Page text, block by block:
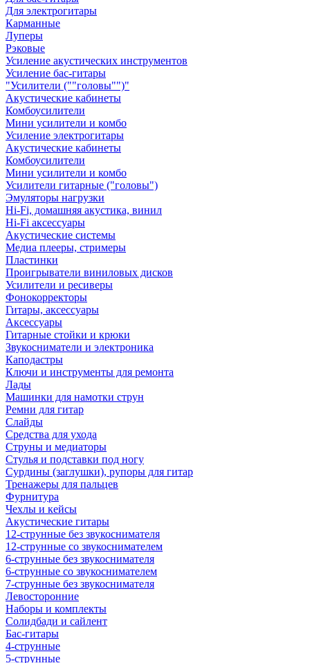
Для электрогитары
Карманные
Луперы
Рэковые
Усиление акустических инструментов
Усиление бас-гитары
"Усилители (""головы"")"
Акустические кабинеты
Комбоусилители
Мини усилители и комбо
Усиление электрогитары
Акустические кабинеты
Комбоусилители
Мини усилители и комбо
Усилители гитарные ("головы")
Эмуляторы нагрузки
Hi-Fi, домашняя акустика, винил
Hi-Fi аксессуары
Акустические системы
Медиа плееры, стримеры
Пластинки
Проигрыватели виниловых дисков
Усилители и ресиверы
Фонокорректоры
Гитары, аксессуары
Аксессуары
Гитарные стойки и крюки
Звукосниматели и электроника
Каподастры
Ключи и инструменты для ремонта
Лады
Машинки для намотки струн
Ремни для гитар
Слайды
Средства для ухода
Струны и медиаторы
Стулья и подставки под ногу
Сурдины (заглушки), рупоры для гитар
Тренажеры для пальцев
Фурнитура
Чехлы и кейсы
Акустические гитары
12-струнные без звукоснимателя
12-струнные со звукоснимателем
6-струнные без звукоснимателя
6-струнные со звукоснимателем
7-струнные без звукоснимателя
Левосторонние
Наборы и комплекты
Солидбади и сайлент
Бас-гитары
4-струнные
5-струнные